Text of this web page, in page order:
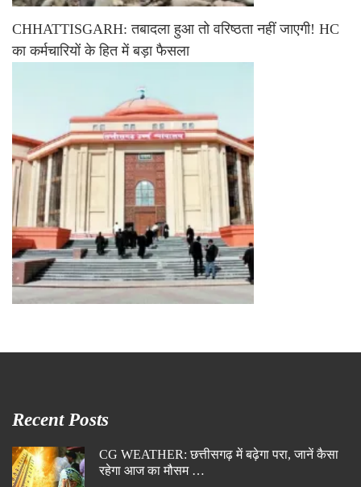
CHHATTISGARH: तबादला हुआ तो वरिष्ठता नहीं जाएगी! HC
का कर्मचारियों के हित में बड़ा फैसला
Recent Posts
CG WEATHER: छत्तीसगढ़ में बढ़ेगा परा, जानें कैसा
रहेगा आज का मौसम …